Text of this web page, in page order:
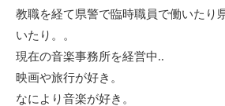
教職を経て県警で臨時職員で働いたり
いたり。。
現在の音楽事務所を経営中..
映画や旅行が好き。
なにより音楽が好き。